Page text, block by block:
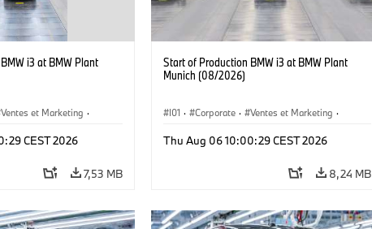
i3 at BMW Plant
Ventes et Marketing ·
CEST 2026
7,53 MB
Start of Production BMW i3 at BMW Plant
Munich (08/2026)
I01 · Corporate · Ventes et Marketing ·
Thu Aug 06 10:00:29 CEST 2026
8,24 MB